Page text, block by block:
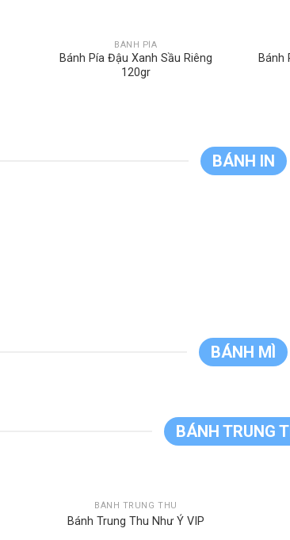
BÁNH PÍA
Bánh Pía Đậu Xanh Sầu Riêng
120gr
Bánh
BÁNH IN
BÁNH MÌ
BÁNH TRUNG
BÁNH TRUNG THU
Bánh Trung Thu Như Ý VIP